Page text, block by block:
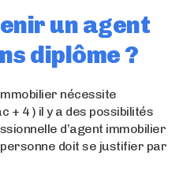
un agent
diplôme ?
nécessite
+ 4 ) il y a des possibilités
d’agent immobilier
doit se justifier par